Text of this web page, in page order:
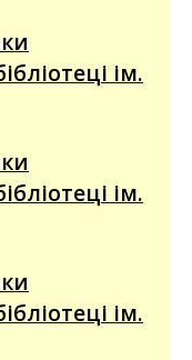
ім.
ім.
ім.